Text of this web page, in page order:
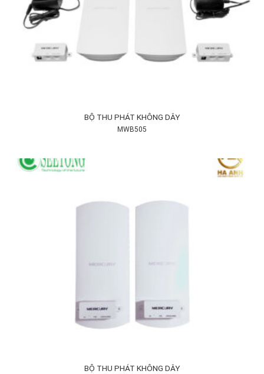
BỘ THU PHÁT KHÔNG DÂY
MWB505
BỘ THU PHÁT KHÔNG DÂY